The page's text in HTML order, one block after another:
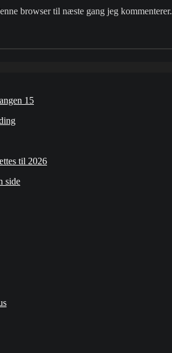
browser til næste gang jeg kommenterer.
15
til 2026
side